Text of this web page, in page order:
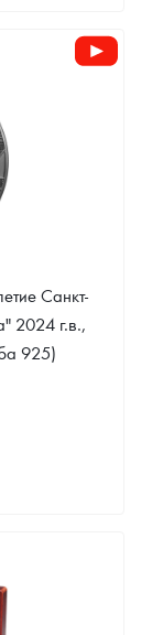
Санкт-
2024 г.в.,
925)